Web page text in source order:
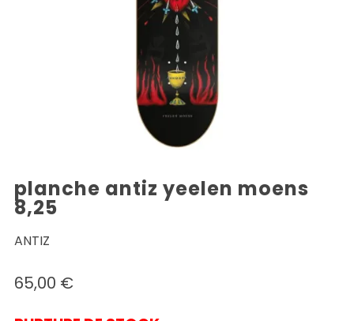
planche antiz yeelen moens
8,25
ANTIZ
65,00 €